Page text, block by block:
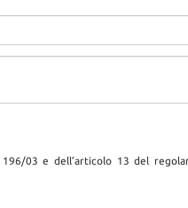
03 e dell’articolo 13 del